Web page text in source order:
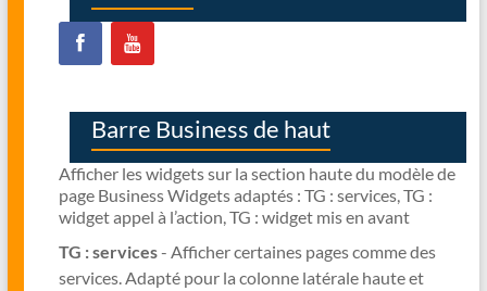
Barre Business de haut
Afficher les widgets sur la section haute du modèle de
page Business Widgets adaptés : TG : services, TG :
widget appel à l’action, TG : widget mis en avant
TG : services- Afficher certaines pages comme des
services. Adapté pour la colonne latérale haute et